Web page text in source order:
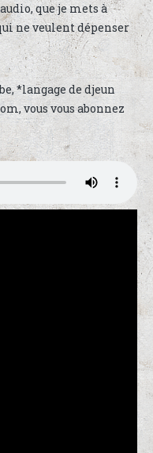
que je mets à
ne veulent dépenser
*langage de djeun
vous vous abonnez